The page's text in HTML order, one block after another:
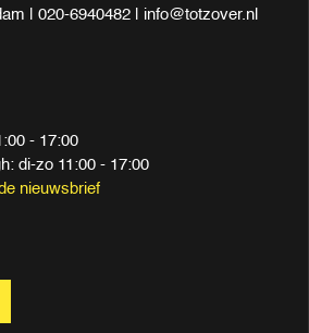
| 020-6940482 | info@totzover.nl
- 17:00
di-zo 11:00 - 17:00
nieuwsbrief